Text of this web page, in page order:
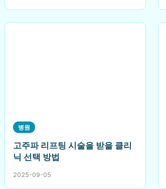
병원
고주파 리프팅 시술을 받을 클리
닉 선택 방법
2025-09-05